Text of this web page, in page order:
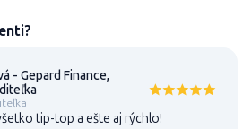
- Gepard Finance,
tip-top a ešte aj rýchlo!